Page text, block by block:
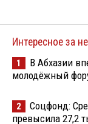
Интересное за
1
В Абхазии
молодёжный
2
Соцфонд:
превысила 27,2